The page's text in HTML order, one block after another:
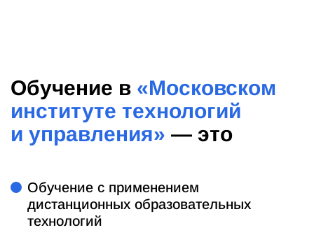
Обучение в «Московском
институте технологий
и управления» — это
Обучение с применением
дистанционных образовательных
технологий